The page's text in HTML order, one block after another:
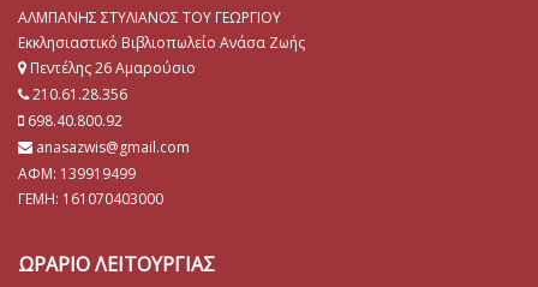
ΑΛΜΠΑΝΗΣ ΣΤΥΛΙΑΝΟΣ ΤΟΥ ΓΕΩΡΓΙΟΥ
Εκκλησιαστικό Βιβλιοπωλείο Ανάσα Ζωής
Πεντέλης 26 Αμαρούσιο
210.61.28.356
698.40.800.92
anasazwis@gmail.com
ΑΦΜ: 139919499
ΓΕΜΗ: 161070403000
ΩΡΑΡΙΟ ΛΕΙΤΟΥΡΓΙΑΣ